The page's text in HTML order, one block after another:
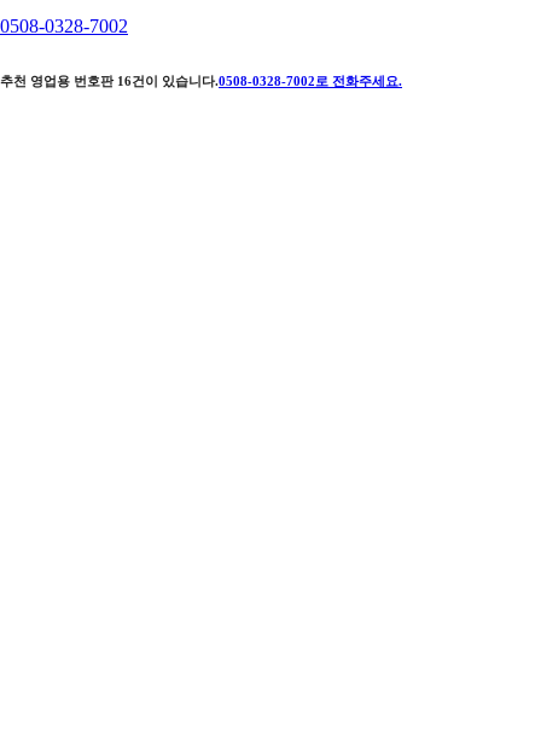
0508-0328-7002
추천 영업용 번호판 16건이 있습니다.0508-0328-7002 로 전화주세요.